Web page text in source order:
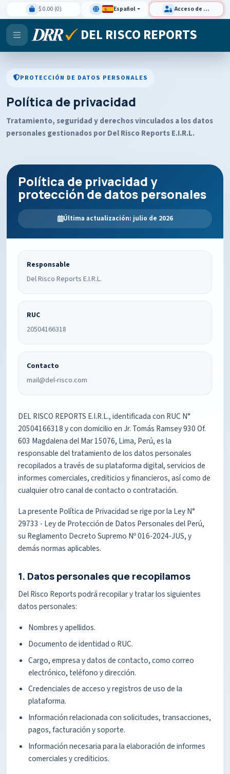
$ 0.00 (0) Español Acceso de clientes
DEL RISCO REPORTS
PROTECCIÓN DE DATOS PERSONALES
Política de privacidad
Tratamiento, seguridad y derechos vinculados a los datos
personales gestionados por Del Risco Reports E.I.R.L.
Política de privacidad y
protección de datos personales
Última actualización: julio de 2026
Responsable
Del Risco Reports E.I.R.L.
RUC
20504166318
Contacto
mail@del-risco.com
DEL RISCO REPORTS E.I.R.L., identificada con RUC N°
20504166318 y con domicilio en Jr. Tomás Ramsey 930 Of.
603 Magdalena del Mar 15076, Lima, Perú, es la
responsable del tratamiento de los datos personales
recopilados a través de su plataforma digital, servicios de
informes comerciales, crediticios y financieros, así como de
cualquier otro canal de contacto o contratación.
La presente Política de Privacidad se rige por la Ley N°
29733 - Ley de Protección de Datos Personales del Perú,
su Reglamento Decreto Supremo Nº 016-2024-JUS, y
demás normas aplicables.
1. Datos personales que recopilamos
Del Risco Reports podrá recopilar y tratar los siguientes
datos personales:
Nombres y apellidos.
Documento de identidad o RUC.
Cargo, empresa y datos de contacto, como correo
electrónico, teléfono y dirección.
Credenciales de acceso y registros de uso de la
plataforma.
Información relacionada con solicitudes, transacciones,
pagos, facturación y soporte.
Información necesaria para la elaboración de informes
comerciales y crediticios.